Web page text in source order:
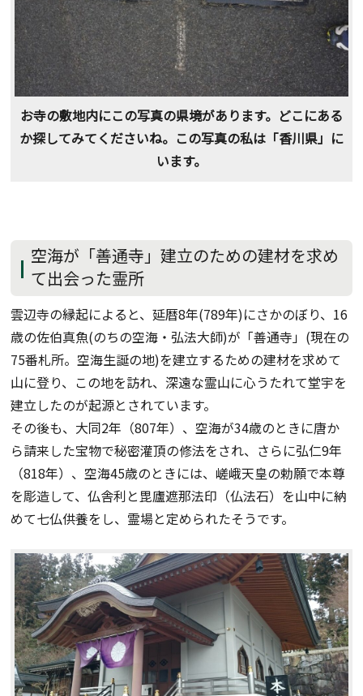
お寺の敷地内にこの写真の県境があります。どこにある
か探してみてくださいね。この写真の私は「香川県」に
います。
空海が「善通寺」建立のための建材を求め
て出会った霊所
雲辺寺の縁起によると、延暦8年(789年)にさかのぼり、16
歳の佐伯真魚(のちの空海・弘法大師)が「善通寺」(現在の
75番札所。空海生誕の地)を建立するための建材を求めて
山に登り、この地を訪れ、深遠な霊山に心うたれて堂宇を
建立したのが起源とされています。
その後も、大同2年（807年）、空海が34歳のときに唐か
ら請来した宝物で秘密灌頂の修法をされ、さらに弘仁9年
（818年）、空海45歳のときには、嵯峨天皇の勅願で本尊
を彫造して、仏舎利と毘廬遮那法印（仏法石）を山中に納
めて七仏供養をし、霊場と定められたそうです。